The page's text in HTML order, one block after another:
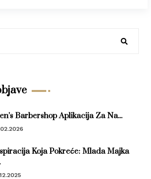
Barbershop Aplikacija Za Na...
Koja Pokreće: Mlada Majka